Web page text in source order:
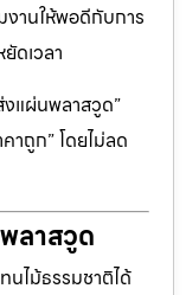
งานให้พอดีกับการ
ดเวลา
งแผ่นพลาสวูด”
าถูก” โดยไม่ลด
ลาสวูด
นไม้ธรรมชาติได้